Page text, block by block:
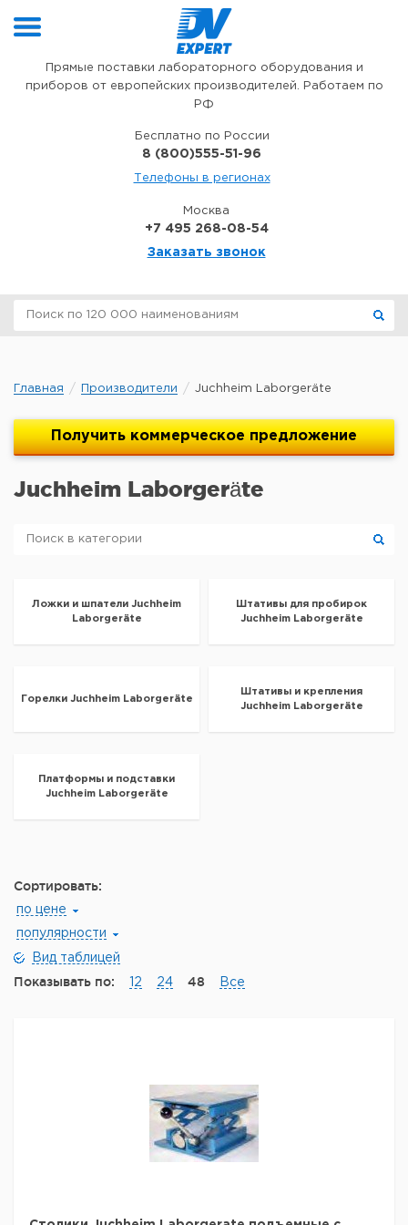
Прямые поставки лабораторного оборудования и
приборов от европейских производителей. Работаем по
РФ
Бесплатно по России
8 (800)555-51-96
Телефоны в регионах
Москва
+7 495 268-08-54
Заказать звонок
Главная Производители Juchheim Laborgeräte
Получить коммерческое предложение
Juchheim Laborgeräte
Ложки и шпатели Juchheim
Laborgeräte
Штативы для пробирок
Juchheim Laborgeräte
Горелки Juchheim Laborgeräte
Штативы и крепления
Juchheim Laborgeräte
Платформы и подставки
Juchheim Laborgeräte
Сортировать:
по цене
популярности
Вид таблицей
Показывать по: 12 24 48 Все